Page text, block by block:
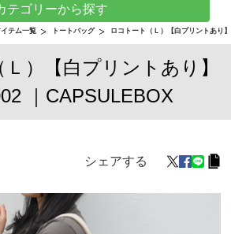
テゴリーから探す
イテム一覧 トートバッグ ロコトート（Ｌ）【白プリントあり】
）【白プリントあり】
｜CAPSULEBOX
シェアする